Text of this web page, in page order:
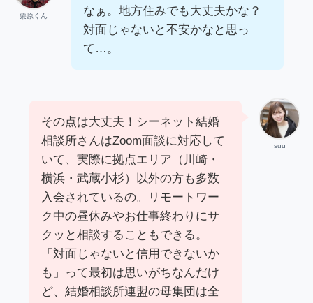
栗原くん
なぁ。地方住みでも大丈夫かな？
対面じゃないと不安かなと思っ
て…。
suu
その点は大丈夫！シーネット結婚
相談所さんはZoom面談に対応して
いて、実際に拠点エリア（川崎・
横浜・武蔵小杉）以外の方も多数
入会されているの。リモートワー
ク中の昼休みやお仕事終わりにサ
クッと相談することもできる。
「対面じゃないと信用できないか
も」って最初は思いがちなんだけ
ど、結婚相談所連盟の母集団は全